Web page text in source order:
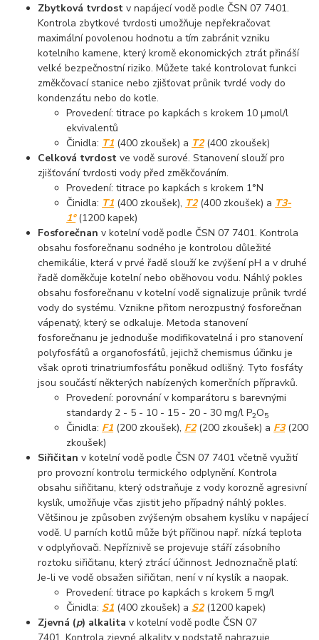
Zbytková tvrdost v napájecí vodě podle ČSN 07 7401.
Kontrola zbytkové tvrdosti umožňuje nepřekračovat
maximální povolenou hodnotu a tím zabránit vzniku
kotelního kamene, který kromě ekonomických ztrát přináší
velké bezpečnostní riziko. Můžete také kontrolovat funkci
změkčovací stanice nebo zjišťovat průnik tvrdé vody do
kondenzátu nebo do kotle.
Provedení: titrace po kapkách s krokem 10 µmol/l
ekvivalentů
Činidla: T1 (400 zkoušek) a T2(400 zkoušek)
Celková tvrdost ve vodě surové. Stanovení slouží pro
zjišťování tvrdosti vody před změkčováním.
Provedení: titrace po kapkách s krokem 1°N
Činidla: T1 (400 zkoušek), T2(400 zkoušek) a T3-
1°(1200 kapek)
Fosforečnan v kotelní vodě podle ČSN 07 7401. Kontrola
obsahu fosforečnanu sodného je kontrolou důležité
chemikálie, která v prvé řadě slouží ke zvýšení pH a v druhé
řadě doměkčuje kotelní nebo oběhovou vodu. Náhlý pokles
obsahu fosforečnanu v kotelní vodě signalizuje průnik tvrdé
vody do systému. Vznikne přitom nerozpustný fosforečnan
vápenatý, který se odkaluje. Metoda stanovení
fosforečnanu je jednoduše modifikovatelná i pro stanovení
polyfosfátů a organofosfátů, jejichž chemismus účinku je
však oproti trinatriumfosfátu poněkud odlišný. Tyto fosfáty
jsou součástí některých nabízených komerčních přípravků.
Provedení: porovnání v komparátoru s barevnými
standardy 2 - 5 - 10 - 15 - 20 - 30 mg/l P2O5
Činidla: F1 (200 zkoušek), F2(200 zkoušek) a F3(200
zkoušek)
Siřičitan v kotelní vodě podle ČSN 07 7401 včetně využití
pro provozní kontrolu termického odplynění. Kontrola
obsahu siřičitanu, který odstraňuje z vody korozně agresivní
kyslík, umožňuje včas zjistit jeho případný náhlý pokles.
Většinou je způsoben zvýšeným obsahem kyslíku v napájecí
vodě. U parních kotlů může být příčinou např. nízká teplota
v odplyňovači. Nepříznivě se projevuje stáří zásobního
roztoku siřičitanu, který ztrácí účinnost. Jednoznačně platí:
Je-li ve vodě obsažen siřičitan, není v ní kyslík a naopak.
Provedení: titrace po kapkách s krokem 5 mg/l
Činidla: S1 (400 zkoušek) a S2 (1200 kapek)
Zjevná (p) alkalita v kotelní vodě podle ČSN 07